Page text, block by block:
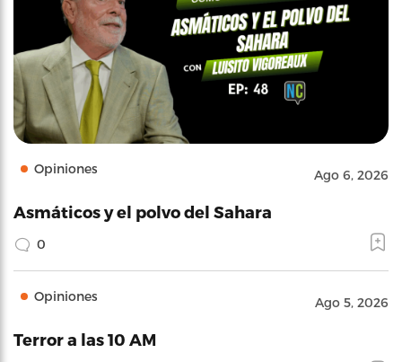
Opiniones Ago 6, 2026
Asmáticos y el polvo del Sahara
0
Opiniones Ago 5, 2026
Terror a las 10 AM